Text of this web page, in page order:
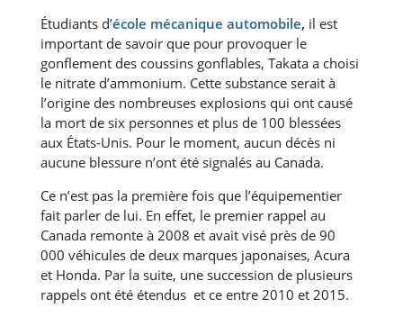
Étudiants d’école mécanique automobile, il est
important de savoir que pour provoquer le
gonflement des coussins gonflables, Takata a choisi
le nitrate d’ammonium. Cette substance serait à
l’origine des nombreuses explosions qui ont causé
la mort de six personnes et plus de 100 blessées
aux États-Unis. Pour le moment, aucun décès ni
aucune blessure n’ont été signalés au Canada.
Ce n’est pas la première fois que l’équipementier
fait parler de lui. En effet, le premier rappel au
Canada remonte à 2008 et avait visé près de 90
000 véhicules de deux marques japonaises, Acura
et Honda. Par la suite, une succession de plusieurs
rappels ont été étendus et ce entre 2010 et 2015.